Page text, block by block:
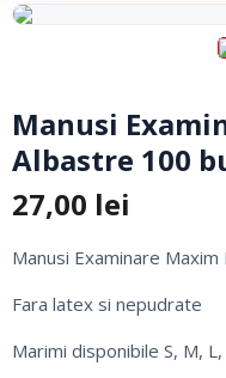
Manusi
Albastre 100
27,00 lei
Manusi Examinare
Fara latex si nepudrate
Marimi disponibile S, M, L,